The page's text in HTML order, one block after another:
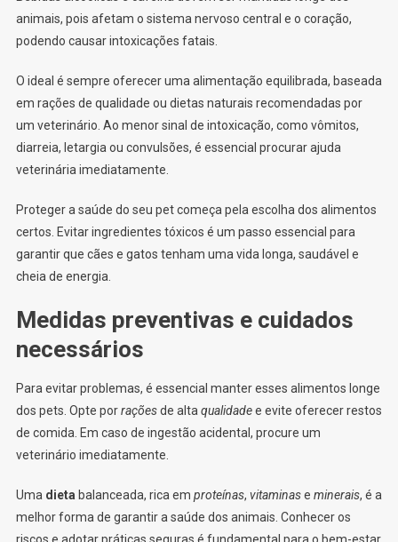
animais, pois afetam o sistema nervoso central e o coração,
podendo causar intoxicações fatais.
O ideal é sempre oferecer uma alimentação equilibrada, baseada
em rações de qualidade ou dietas naturais recomendadas por
um veterinário. Ao menor sinal de intoxicação, como vômitos,
diarreia, letargia ou convulsões, é essencial procurar ajuda
veterinária imediatamente.
Proteger a saúde do seu pet começa pela escolha dos alimentos
certos. Evitar ingredientes tóxicos é um passo essencial para
garantir que cães e gatos tenham uma vida longa, saudável e
cheia de energia.
Medidas preventivas e cuidados
necessários
Para evitar problemas, é essencial manter esses alimentos longe
dos pets. Opte porraçõesde alta qualidadee evite oferecer restos
de comida. Em caso de ingestão acidental, procure um
veterinário imediatamente.
Uma dieta balanceada, rica em proteínas, vitaminase minerais, é a
melhor forma de garantir a saúde dos animais. Conhecer os